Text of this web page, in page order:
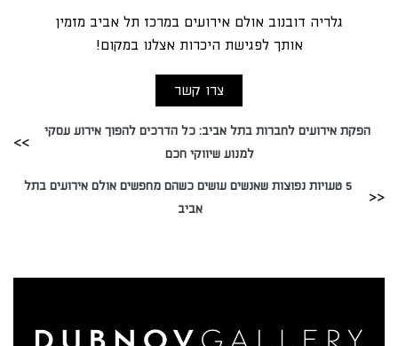
גלריה דובנוב אולם אירועים במרכז תל אביב מזמין
אותך לפגישת היכרות אצלנו במקום!
צרו קשר
הפקת אירועים לחברות בתל אביב: כל הדרכים להפוך אירוע עסקי
למנוע שיווקי חכם
5 טעויות נפוצות שאנשים עושים כשהם מחפשים אולם אירועים בתל
אביב